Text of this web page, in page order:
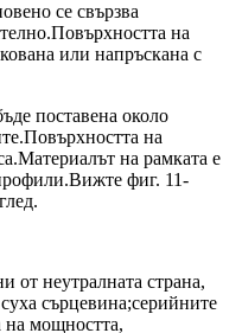
се свързва
на
или напръскана с
поставена около
на
на рамката е
фиг. 11-
от неутралната страна,
сърцевина;серийните
на мощността,